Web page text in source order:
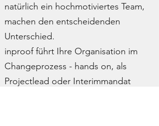
natürlich ein hochmotiviertes Team,
machen den entscheidenden
Unterschied.
inproof führt Ihre Organisation im
Changeprozess - hands on, als
Projectlead oder Interimmandat